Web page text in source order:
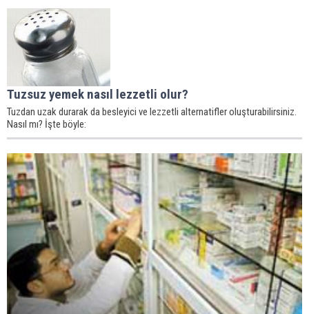
Tuzsuz yemek nasıl lezzetli olur?
Tuzdan uzak durarak da besleyici ve lezzetli alternatifler oluşturabilirsiniz.
Nasıl mı? İşte böyle: